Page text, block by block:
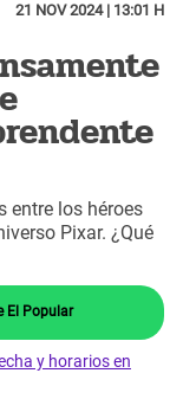
21 NOV 2024 | 13:01 H
entre los héroes
Pixar. ¿Qué
El Popular
y horarios en